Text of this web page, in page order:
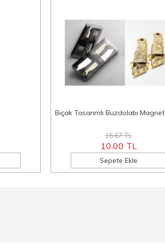
Bıçak Tasarımlı Buzdolabı Magnet
16.67 TL
10.00 TL
Sepete Ekle